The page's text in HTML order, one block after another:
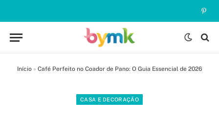
Início » Café Perfeito no Coador de Pano: O Guia Essencial de 2026
CASA E DECORAÇÃO